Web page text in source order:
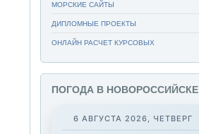
МОРСКИЕ САЙТЫ
ДИПЛОМНЫЕ ПРОЕКТЫ
ОНЛАЙН РАСЧЕТ КУРСОВЫХ
ПОГОДА В НОВОРОССИЙСКЕ
6 АВГУСТА 2026, ЧЕТВЕРГ